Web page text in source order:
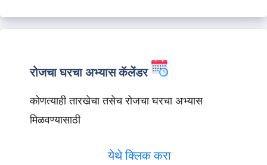
रोजचा घरचा अभ्यास कॅलेंडर
कोणत्याही तारखेचा तसेच रोजचा घरचा अभ्यास
मिळवण्यासाठी
येथे क्लिक करा